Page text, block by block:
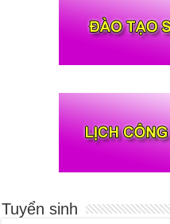
Tuyển sinh